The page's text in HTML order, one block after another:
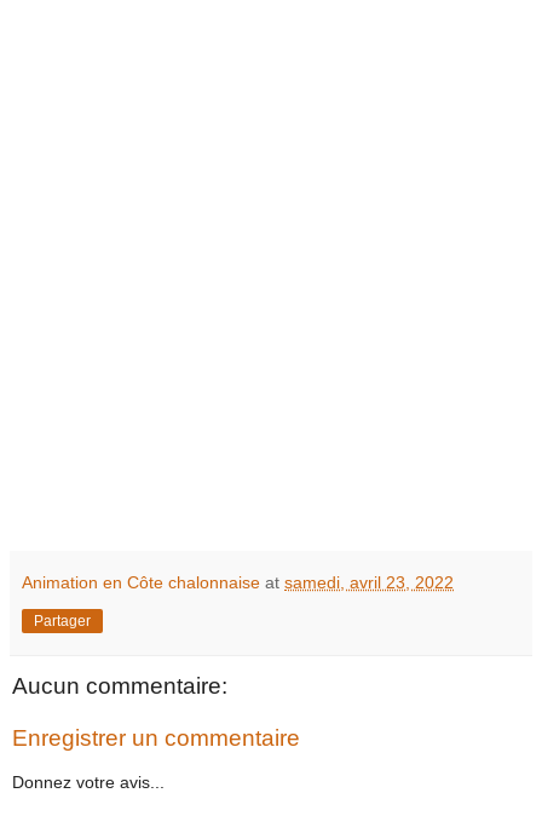
Animation en Côte chalonnaise at samedi, avril 23, 2022
Partager
Aucun commentaire:
Enregistrer un commentaire
Donnez votre avis...